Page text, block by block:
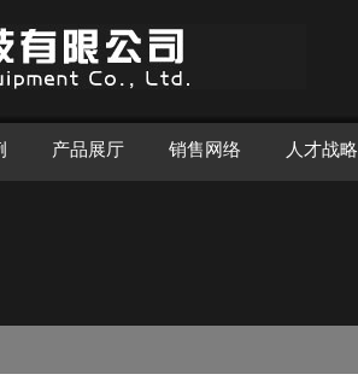
产品展厅 销售网络 人才战略